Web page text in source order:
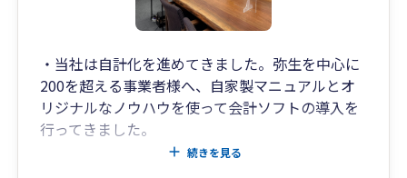
・当社は自計化を進めてきました。弥生を中心に
200を超える事業者様へ、自家製マニュアルとオ
リジナルなノウハウを使って会計ソフトの導入を
行ってきました。
仕訳登録を行ってお客様が導入しやすい環境を作
続きを見る